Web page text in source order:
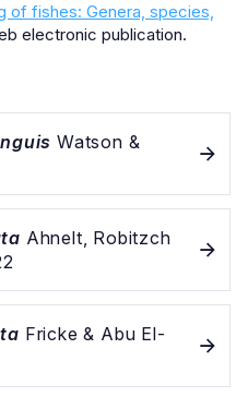
of fishes: Genera, species,
electronic publication.
Watson &
Ahnelt, Robitzch
Fricke & Abu El-